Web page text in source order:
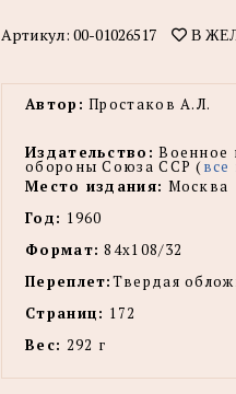
Артикул: 00-01026517 В
Автор: Простаков А.Л.
Издательство: Военное
обороны Союза CCP (все
Место издания: Москва
Год: 1960
Формат: 84x108/32
Переплет:Твердая
Страниц: 172
Вес: 292 г